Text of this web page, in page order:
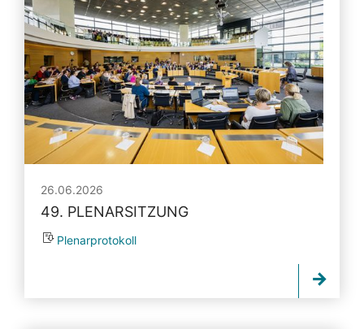
26.06.2026
49. PLENARSITZUNG
Plenarprotokoll